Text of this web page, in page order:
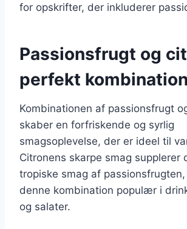
for opskrifter, der inkluderer
Passionsfrugt og
perfekt kombination
Kombinationen af passionsfrugt
skaber en forfriskende og syrlig
smagsoplevelse, der er ideel til
Citronens skarpe smag supplerer
tropiske smag af
denne kombination populær i
og salater.